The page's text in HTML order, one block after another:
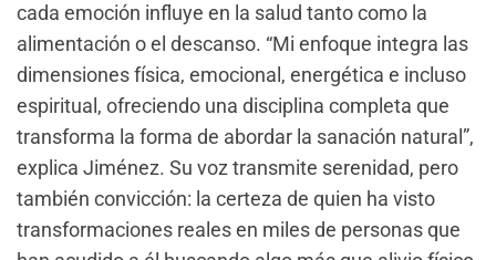
cada emoción influye en la salud tanto como la
alimentación o el descanso. “Mi enfoque integra las
dimensiones física, emocional, energética e incluso
espiritual, ofreciendo una disciplina completa que
transforma la forma de abordar la sanación natural”,
explica Jiménez. Su voz transmite serenidad, pero
también convicción: la certeza de quien ha visto
transformaciones reales en miles de personas que